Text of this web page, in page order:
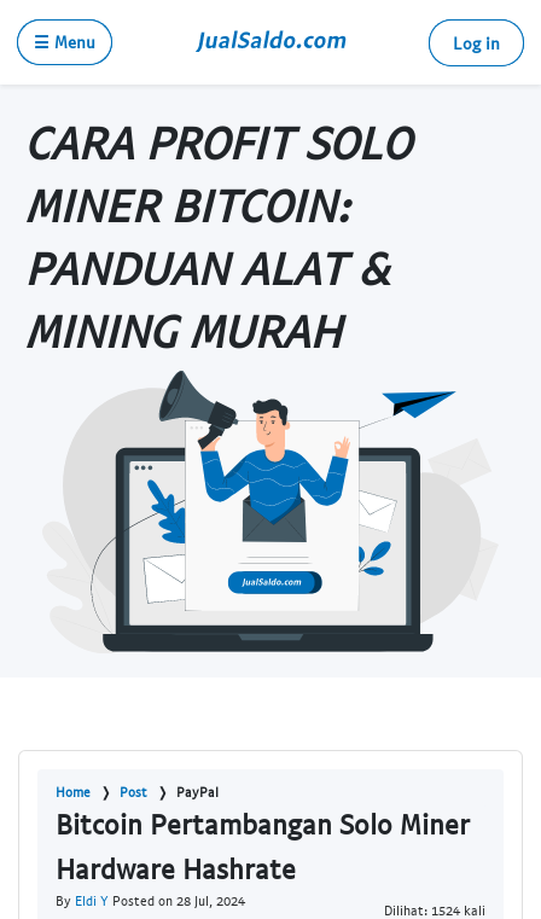
☰ Menu Log in
CARA PROFIT SOLO
MINER BITCOIN:
PANDUAN ALAT &
MINING MURAH
Home Post PayPal
Bitcoin Pertambangan Solo Miner
Hardware Hashrate
By Eldi Y Posted on 28 Jul, 2024
Dilihat: 1524 kali